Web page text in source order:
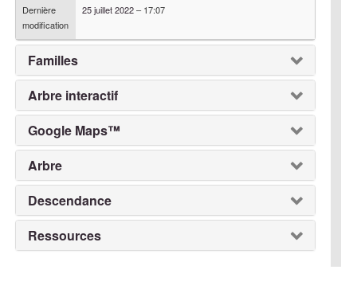
Dernière
modification
25 juillet 2022– 17:07
Familles
Arbre interactif
Google Maps™
Arbre
Descendance
Ressources